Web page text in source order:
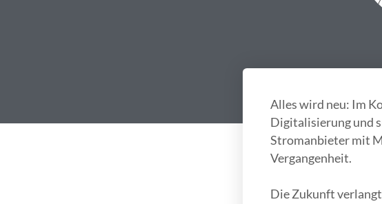
Alles wird neu: Im
Digitalisierung und
Stromanbieter mit
Vergangenheit.
Die Zukunft